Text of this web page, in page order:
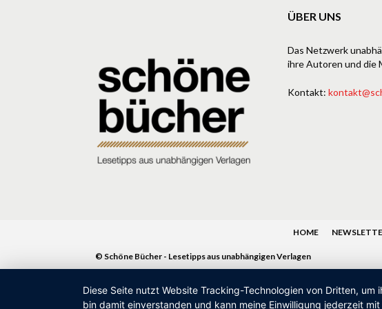
ÜBER UNS
Das Netzwerk
ihre Autoren und die
Kontakt:
HOME
© Schöne Bücher - Lesetipps aus unabhängigen Verlagen
Diese Seite nutzt Website Tracking-Technologien von Dritten,
bin damit einverstanden und kann meine Einwilligung jederzeit